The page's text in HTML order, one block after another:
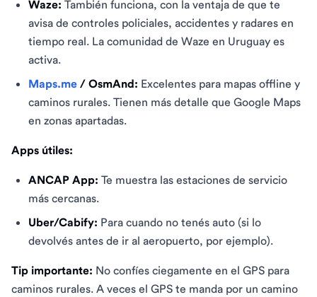
Waze: También funciona, con la ventaja de que te
avisa de controles policiales, accidentes y radares en
tiempo real. La comunidad de Waze en Uruguay es
activa.
Maps.me / OsmAnd: Excelentes para mapas offline y
caminos rurales. Tienen más detalle que Google Maps
en zonas apartadas.
Apps útiles:
ANCAP App: Te muestra las estaciones de servicio
más cercanas.
Uber/Cabify: Para cuando no tenés auto (si lo
devolvés antes de ir al aeropuerto, por ejemplo).
Tip importante: No confíes ciegamente en el GPS para
caminos rurales. A veces el GPS te manda por un camino